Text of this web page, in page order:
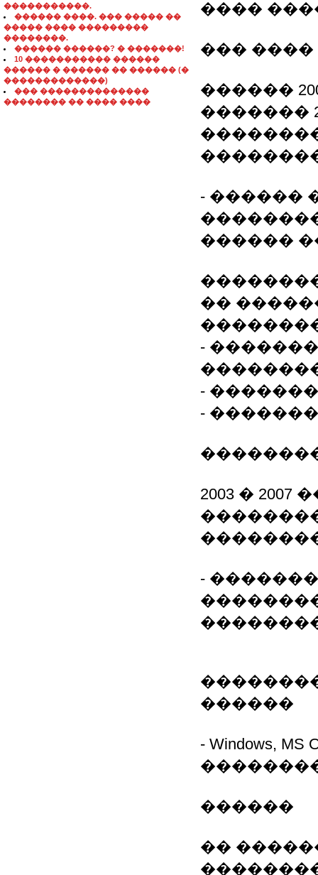
�����������.
������ ����. ��� ����� ��
����� ���� ���������
��������.
������ ������? � �������!
10 ����������� ������
������ � ������ �� ������ (�
�������������)
��� ��������������
�������� �� ���� ����
����
���
������
�������
- ������
������
��
-
-
-
2003 �
-
������
- Windows,
������
��